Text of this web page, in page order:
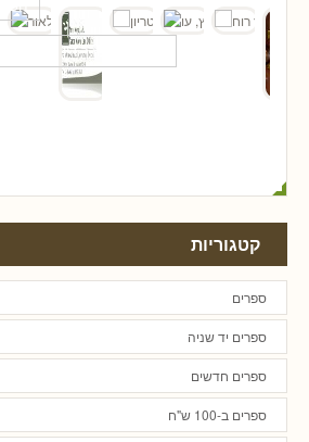
קטגוריות
ספרים
ספרים יד שניה
ספרים חדשים
ספרים ב-100 ש"ח